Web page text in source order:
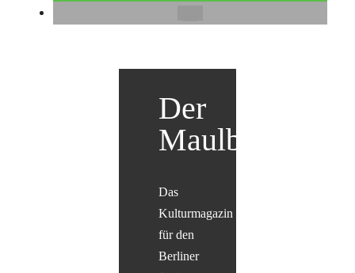
Der
Maulbär
Das
Kulturmagazin
für den
Berliner